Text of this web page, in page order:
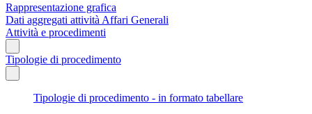
Rappresentazione grafica
Dati aggregati attività Affari Generali
Attività e procedimenti
Tipologie di procedimento
Tipologie di procedimento - in formato tabellare